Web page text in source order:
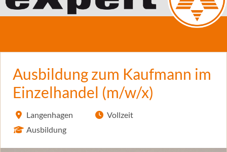
Ausbildung zum Kaufmann im
Einzelhandel (m/w/x)
Langenhagen
Ausbildung
Vollzeit